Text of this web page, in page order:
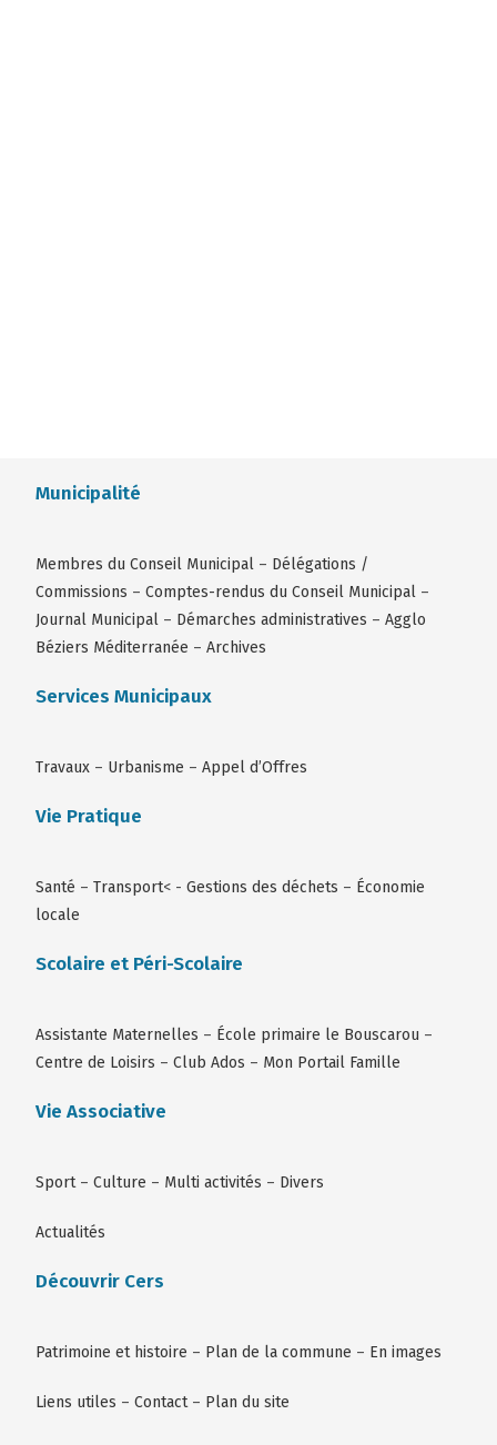
Municipalité
Membres du Conseil Municipal – Délégations /
Commissions –Comptes-rendus du Conseil Municipal –
Journal Municipal – Démarches administratives –Agglo
Béziers Méditerranée –Archives
Services Municipaux
Travaux – Urbanisme –Appel d’Offres
Vie Pratique
Santé –Transport< -Gestions des déchets – Économie
locale
Scolaire et Péri-Scolaire
Assistante Maternelles – École primaire le Bouscarou –
Centre de Loisirs –Club Ados – Mon Portail Famille
Vie Associative
Sport –Culture – Multi activités – Divers
Actualités
Découvrir Cers
Patrimoine et histoire – Plan de la commune – En images
Liens utiles –Contact– Plan du site